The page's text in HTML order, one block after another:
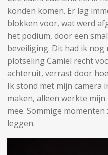
konden komen. Er lag
blokken voor, wat werd
het podium, door een
beveiliging. Dit had ik
plotseling Camiel recht
achteruit, verrast door
Ik stond met mijn camera
maken, alleen werkte
mee. Sommige
leggen.